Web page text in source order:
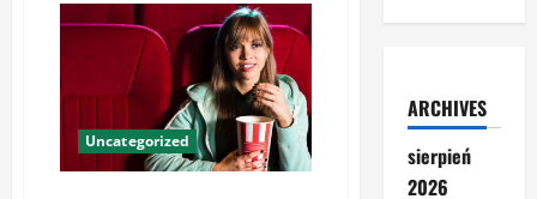
Kinoteka
–
Legendarne
Miejsce
na
Mapie
Warszawskiego
Kina
Uncategorized
ARCHIVES
sierpień
2026